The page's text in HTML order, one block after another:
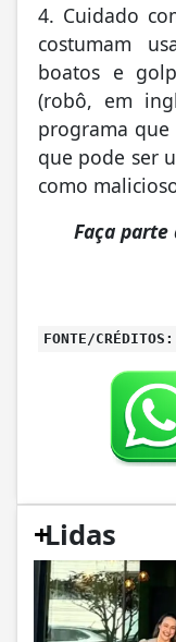
4. Cuidado
costumam
boatos e
(robô, em
programa
que pode ser
como
Faça parte
FONTE/CRÉDITOS:
+
Lidas